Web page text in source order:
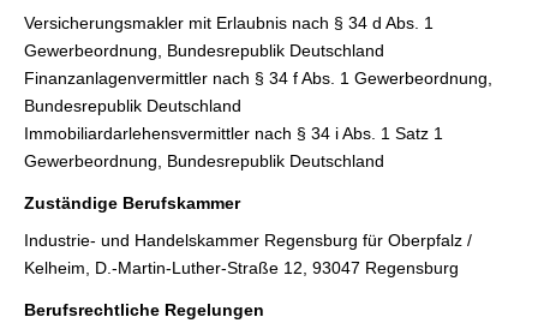
Ver­sicherungs­makler mit Erlaubnis nach § 34 d Abs. 1
Gewerbeordnung, Bundesrepublik Deutschland
Finanzanlagenvermittler nach § 34 f Abs. 1 Gewerbeordnung,
Bundesrepublik Deutschland
Immobiliardarlehensvermittler nach § 34 i Abs. 1 Satz 1
Gewerbeordnung, Bundesrepublik Deutschland
Zuständige Berufskammer
Industrie- und Handelskammer Regensburg für Oberpfalz /
Kelheim, D.-Martin-Luther-Straße 12, 93047 Regensburg
Berufsrechtliche Regelungen